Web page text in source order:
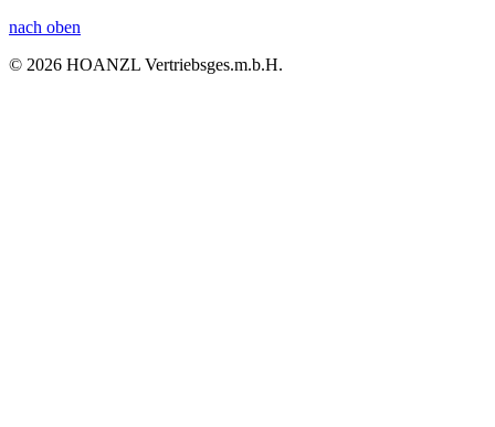
nach oben
© 2026 HOANZL Vertriebsges.m.b.H.